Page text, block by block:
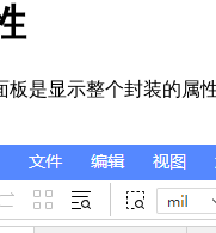
板是显示整个封装的属